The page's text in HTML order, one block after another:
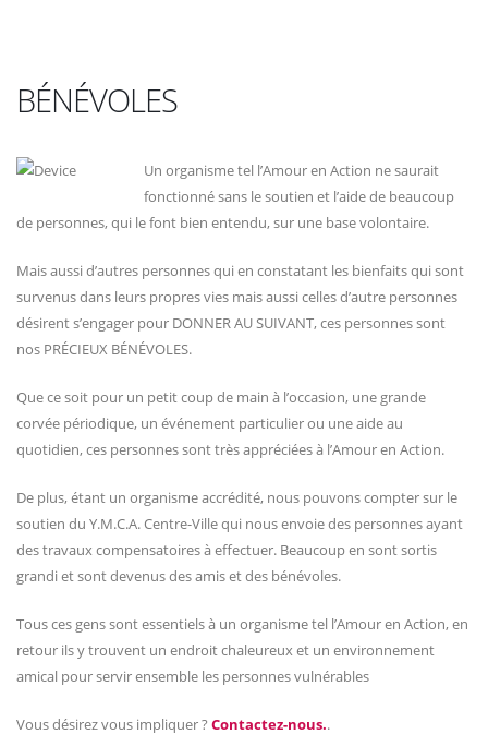
BÉNÉVOLES
Un organisme tel l’Amour en Action ne saurait
fonctionné sans le soutien et l’aide de beaucoup
de personnes, qui le font bien entendu, sur une base volontaire.
Mais aussi d’autres personnes qui en constatant les bienfaits qui sont
survenus dans leurs propres vies mais aussi celles d’autre personnes
désirent s’engager pour DONNER AU SUIVANT, ces personnes sont
nos PRÉCIEUX BÉNÉVOLES.
Que ce soit pour un petit coup de main à l’occasion, une grande
corvée périodique, un événement particulier ou une aide au
quotidien, ces personnes sont très appréciées à l’Amour en Action.
De plus, étant un organisme accrédité, nous pouvons compter sur le
soutien du Y.M.C.A. Centre-Ville qui nous envoie des personnes ayant
des travaux compensatoires à effectuer. Beaucoup en sont sortis
grandi et sont devenus des amis et des bénévoles.
Tous ces gens sont essentiels à un organisme tel l’Amour en Action, en
retour ils y trouvent un endroit chaleureux et un environnement
amical pour servir ensemble les personnes vulnérables
Vous désirez vous impliquer ? Contactez-nous..